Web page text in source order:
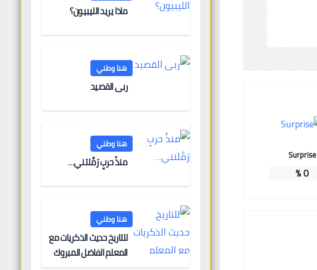
Surprise
0
%
ماذا يريد الليبيون؟
هنا وطني
ربى القصيد
هنا وطني
منذُ حربٍ رَمَّلتني…
هنا وطني
للتاريخ حديث الذكريات مع
المعلم الفاضل المبروك